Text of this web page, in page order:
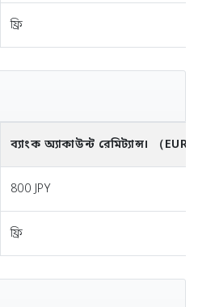
ফ্রি
ব্যাংক অ্যাকাউন্ট রেমিট্যান্স। （EUR
800 JPY
ফ্রি